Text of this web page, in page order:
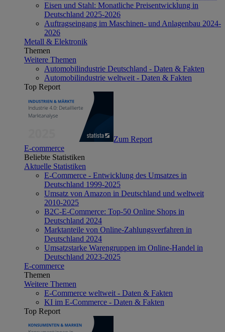
Eisen und Stahl: Monatliche Preisentwicklung in
Deutschland 2025-2026
Auftragseingang im Maschinen- und Anlagenbau 2024-
2026
Metall & Elektronik
Themen
Weitere Themen
Automobilindustrie Deutschland - Daten & Fakten
Automobilindustrie weltweit - Daten & Fakten
Top Report
Zum Report
E-commerce
Beliebte Statistiken
Aktuelle Statistiken
E-Commerce - Entwicklung des Umsatzes in
Deutschland 1999-2025
Umsatz von Amazon in Deutschland und weltweit
2010-2025
B2C-E-Commerce: Top-50 Online Shops in
Deutschland 2024
Marktanteile von Online-Zahlungsverfahren in
Deutschland 2024
Umsatzstarke Warengruppen im Online-Handel in
Deutschland 2023-2025
E-commerce
Themen
Weitere Themen
E-Commerce weltweit - Daten & Fakten
KI im E-Commerce - Daten & Fakten
Top Report